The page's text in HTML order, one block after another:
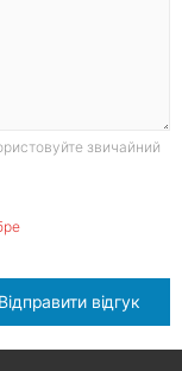
звичайний
Відправити відгук